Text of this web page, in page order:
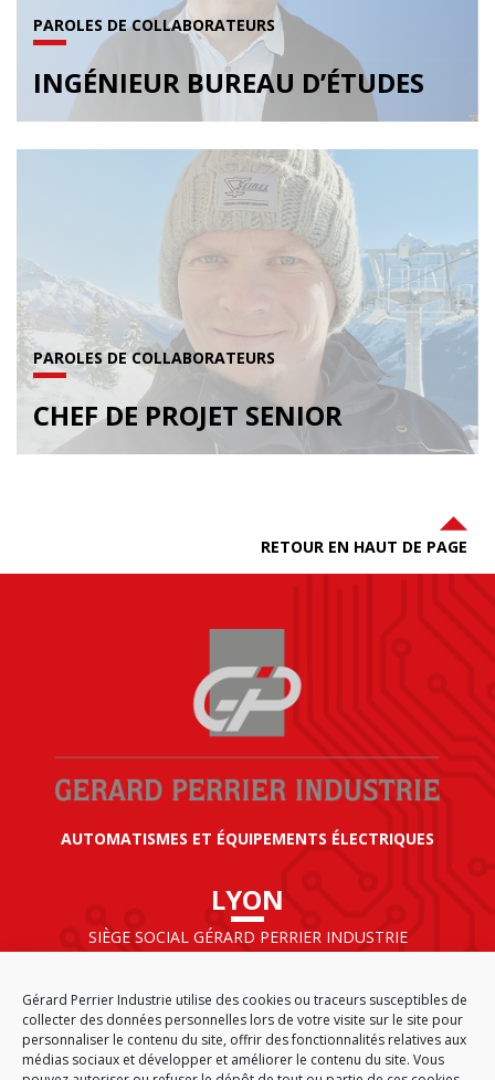
Gérard Perrier Industrie utilise des cookies ou traceurs susceptibles de
collecter des données personnelles lors de votre visite sur le site pour
personnaliser le contenu du site, offrir des fonctionnalités relatives aux
médias sociaux et développer et améliorer le contenu du site. Vous
PAROLES DE COLLABORATEURS
INGÉNIEUR BUREAU D’ÉTUDES
PAROLES DE COLLABORATEURS
CHEF DE PROJET SENIOR
RETOUR EN HAUT DE PAGE
AUTOMATISMES ET ÉQUIPEMENTS ÉLECTRIQUES
LYON
SIÈGE SOCIAL GÉRARD PERRIER INDUSTRIE
69125 LYON AÉROPORT SAINT EXUPÉRY
FRANCE